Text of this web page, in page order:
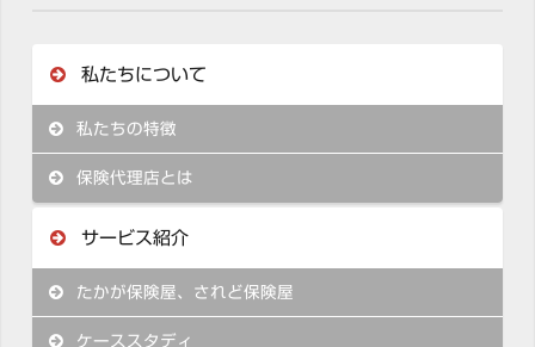
私たちについて
私たちの特徴
保険代理店とは
サービス紹介
たかが保険屋、されど保険屋
ケーススタディ